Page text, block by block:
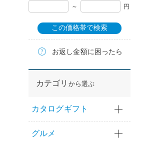
～ 円
この価格帯で検索
お返し金額に困ったら
カテゴリ から選ぶ
カタログギフト
グルメ